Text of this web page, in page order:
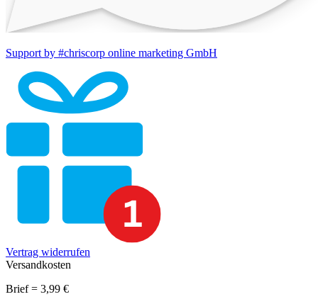
Support by #chriscorp online marketing GmbH
Vertrag widerrufen
Versandkosten
Brief = 3,99 €